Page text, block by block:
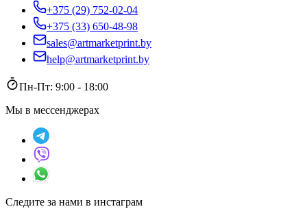
+375 (29) 752-02-04
+375 (33) 650-48-98
sales@artmarketprint.by
help@artmarketprint.by
Пн-Пт: 9:00 - 18:00
Мы в мессенджерах
Следите за нами в инстаграм